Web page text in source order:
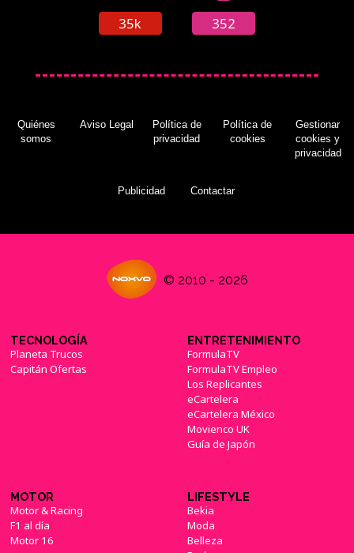
35k 352
Quiénes
somos
Aviso Legal
Política de
privacidad
Política de
cookies
Gestionar
cookies y
privacidad
Publicidad Contactar
© 2010 - 2026
TECNOLOGÍA
Planeta Trucos
Capitán Ofertas
ENTRETENIMIENTO
FormulaTV
FormulaTV Empleo
Los Replicantes
eCartelera
eCartelera México
Movienco UK
Guía de Japón
MOTOR
Motor & Racing
F1 al día
Motor 16
LIFESTYLE
Bekia
Moda
Belleza